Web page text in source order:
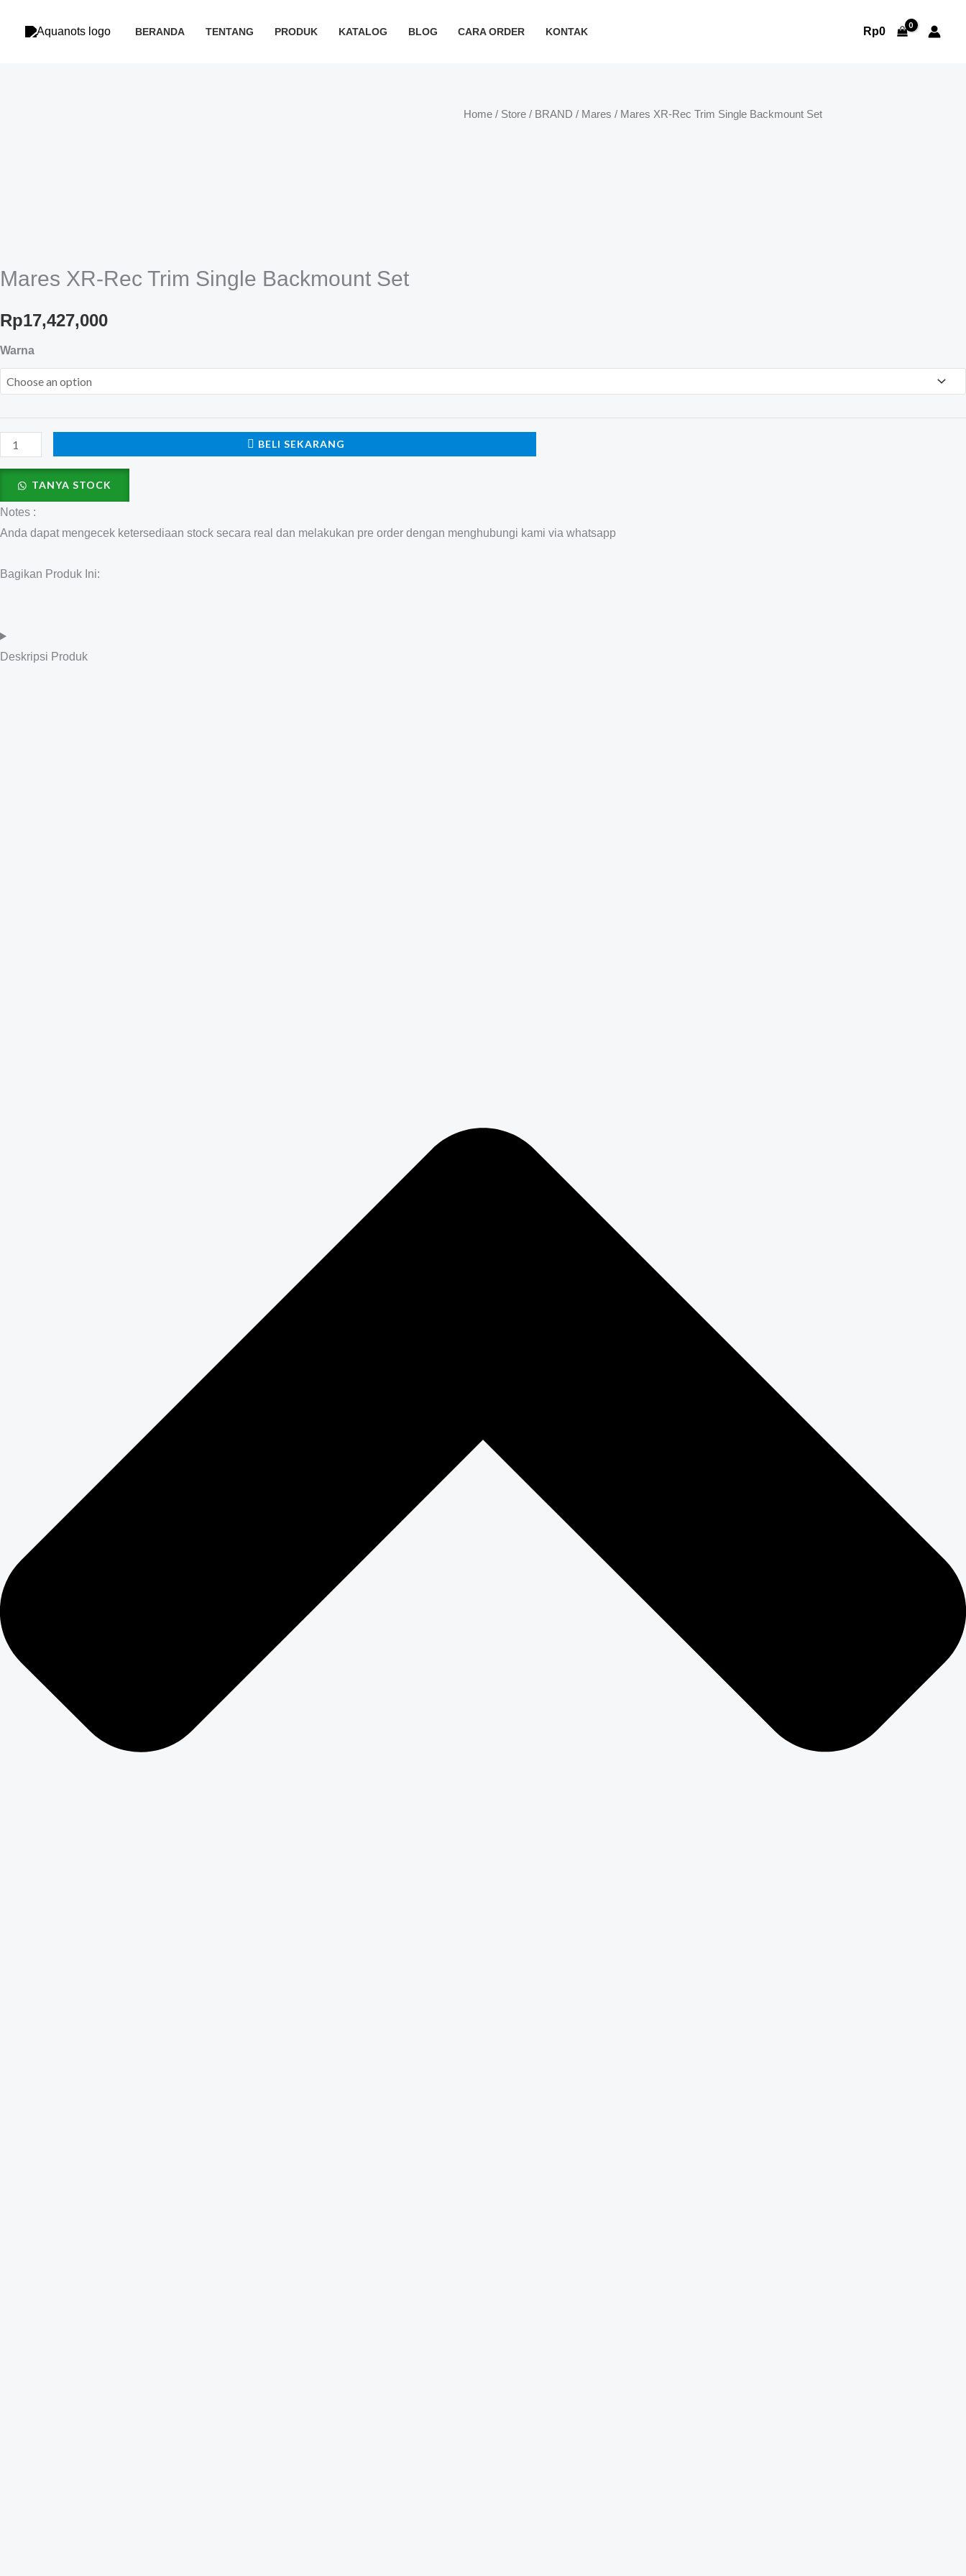
BERANDA TENTANG PRODUK KATALOG BLOG CARA ORDER KONTAK Rp0
Home / Store / BRAND / Mares / Mares XR-Rec Trim Single Backmount Set
Mares XR-Rec Trim Single Backmount Set
Rp17,427,000
Warna
Mares
XR-
Single
Backmount
Set
BELI SEKARANG
TANYA STOCK
Notes :
Anda dapat mengecek ketersediaan stock secara real dan melakukan pre order dengan menghubungi kami via whatsapp
Bagikan Produk Ini:
Deskripsi Produk